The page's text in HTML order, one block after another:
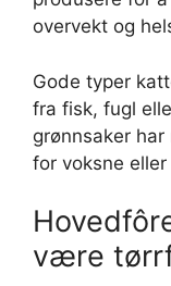
overvekt og
Gode typer
fra fisk, fugl
grønnsaker
for voksne
være